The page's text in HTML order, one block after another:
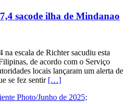
sacode ilha de Mindanao
escala de Richter sacudiu esta
de acordo com o Serviço
locais lançaram um alerta de
se fez sentir […]